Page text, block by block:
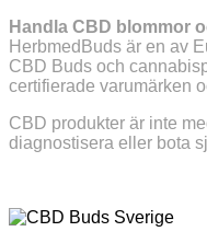
Handla CBD blommor
HerbmedBuds är en av
CBD Buds och
certifierade varumärken
CBD produkter är inte
diagnostisera eller bota